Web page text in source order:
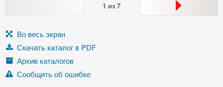
1 из 7
Во весь экран
Скачать каталог в PDF
Архив каталогов
Сообщить об ошибке